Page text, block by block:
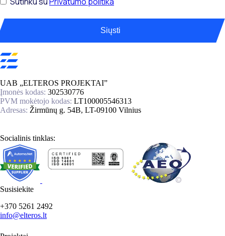
Siųsti
UAB „ELTEROS PROJEKTAI”
Įmonės kodas: 302530776
PVM mokėtojo kodas: LT100005546313
Adresas: Žirmūnų g. 54B, LT-09100 Vilnius
Socialinis tinklas:
Susisiekite
+370 5261 2492
info@elteros.lt